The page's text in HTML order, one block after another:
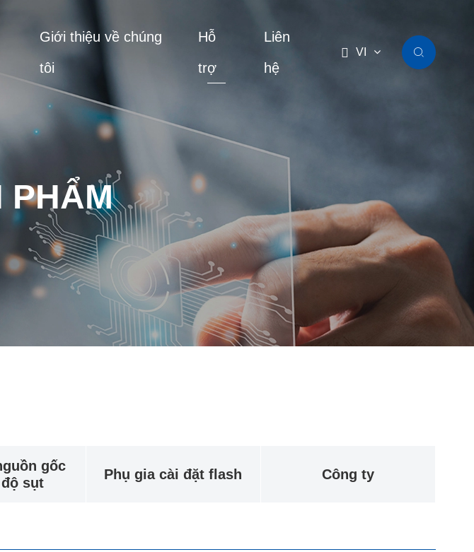
Giới thiệu về chúng
tôi
Hỗ
trợ
Liên
hệ
 VI 
PHẨM
gốc
sụt
Phụ gia cài đặt flash Công ty